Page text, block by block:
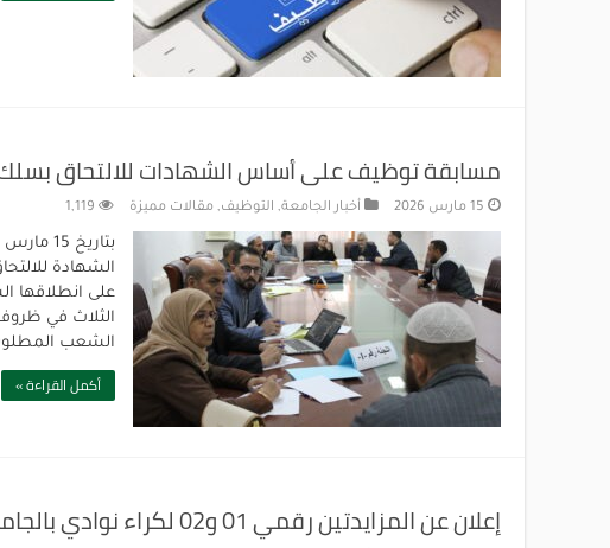
مسابقة توظيف على أساس الشهادات للالتحاق بسلك
15 مارس 2026 أخبار الجامعة, التوظيف, مقالات مميزة 1,119
الشهادة
على انطلاقها
الثلاث في
الشعب
أكمل القراءة »
إعلان عن المزايدتين رقمي 01 و02 لكراء نوادي بالجامعة